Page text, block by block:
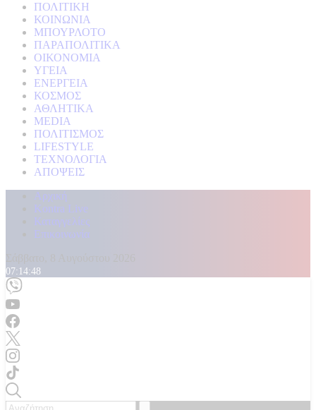
ΠΟΛΙΤΙΚΗ
ΚΟΙΝΩΝΙΑ
ΜΠΟΥΡΛΟΤΟ
ΠΑΡΑΠΟΛΙΤΙΚΑ
ΟΙΚΟΝΟΜΙΑ
ΥΓΕΙΑ
ΕΝΕΡΓΕΙΑ
ΚΟΣΜΟΣ
ΑΘΛΗΤΙΚΑ
MEDIA
ΠΟΛΙΤΙΣΜΟΣ
LIFESTYLE
ΤΕΧΝΟΛΟΓΙΑ
ΑΠΟΨΕΙΣ
Αρχική
Kontra Live
Καταγγελίες
Επικοινωνία
07:14:49